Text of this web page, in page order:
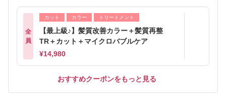
全
員
カット カラー トリートメント
【最上級♪】髪質改善カラー＋髪質再整
TR＋カット＋マイクロバブルケア
¥14,980
おすすめクーポンをもっと見る